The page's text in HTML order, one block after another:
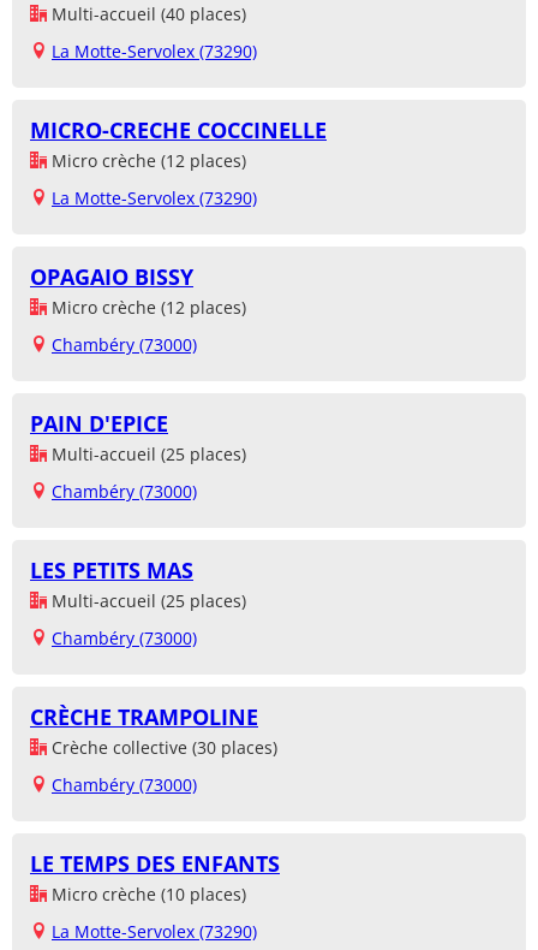
Multi-accueil (40 places)
La Motte-Servolex (73290)
MICRO-CRECHE COCCINELLE
Micro crèche (12 places)
La Motte-Servolex (73290)
OPAGAIO BISSY
Micro crèche (12 places)
Chambéry (73000)
PAIN D'EPICE
Multi-accueil (25 places)
Chambéry (73000)
LES PETITS MAS
Multi-accueil (25 places)
Chambéry (73000)
CRÈCHE TRAMPOLINE
Crèche collective (30 places)
Chambéry (73000)
LE TEMPS DES ENFANTS
Micro crèche (10 places)
La Motte-Servolex (73290)